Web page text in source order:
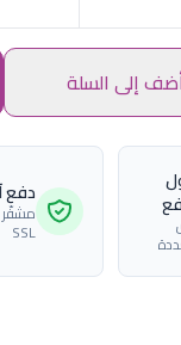
إلى السلة
دفع
مشفّر
SSL